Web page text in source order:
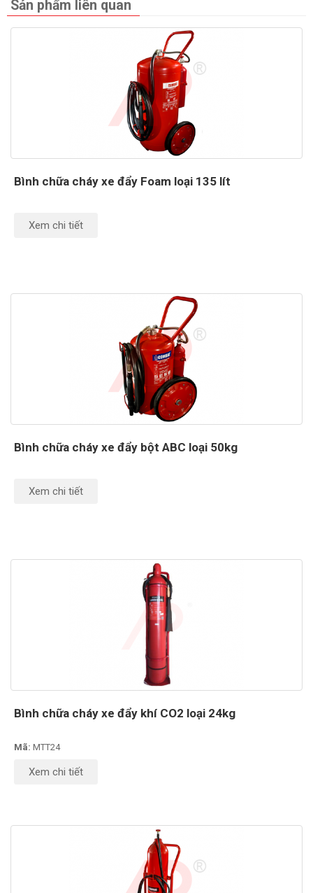
Sản phẩm liên quan
Bình chữa cháy xe đẩy Foam loại 135 lít
Xem chi tiết
Bình chữa cháy xe đẩy bột ABC loại 50kg
Xem chi tiết
Bình chữa cháy xe đẩy khí CO2 loại 24kg
Mã: MTT24
Xem chi tiết